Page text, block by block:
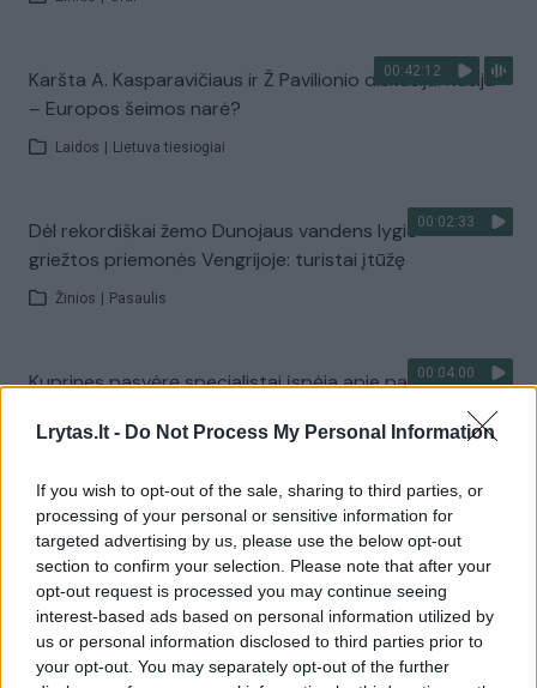
Lrytas.lt - Do Not Process My Personal Information
If you wish to opt-out of the sale, sharing to third parties, or
processing of your personal or sensitive information for
targeted advertising by us, please use the below opt-out
section to confirm your selection. Please note that after your
opt-out request is processed you may continue seeing
interest-based ads based on personal information utilized by
us or personal information disclosed to third parties prior to
your opt-out. You may separately opt-out of the further
00:42:12
Karšta A. Kasparavičiaus ir Ž Pavilionio diskusija: Rusija
– Europos šeimos narė?
Laidos Lietuva tiesiogiai
00:02:33
Dėl rekordiškai žemo Dunojaus vandens lygio –
griežtos priemonės Vengrijoje: turistai įtūžę
Žinios Pasaulis
00:04:00
Kuprines pasvėrę specialistai įspėja apie pavojingą
Visi įrašai
Žiūrimiausi įrašai